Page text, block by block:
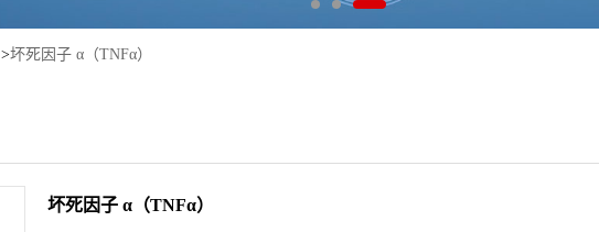
>坏死因子 α（TNFα）
坏死因子 α（TNFα）